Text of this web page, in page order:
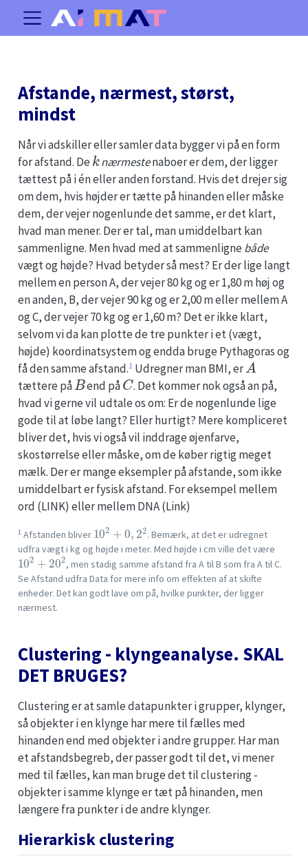
Afstande, nærmest, størst,
mindst
Når vi adskiller eller samler data bygger vi på en form
for afstand. De
k
nærmestenaboer er dem, der ligger
tættest på i én eller anden forstand. Hvis det drejer sig
om dem, hvis højder er tætte på hinanden eller måske
dem, der vejer nogenlunde det samme, er det klart,
hvad man mener. Der er tal, man umiddelbart kan
sammenligne. Men hvad med at sammenligne både
vægt og højde? Hvad betyder så mest? Er der lige langt
mellem en person A, der vejer 80 kg og er 1,80 m høj og
en anden, B, der vejer 90 kg og er 2,00 m eller mellem A
og C, der vejer 70 kg og er 1,60 m? Det er ikke klart,
selvom vi da kan plotte de tre punkter i et (vægt,
højde) koordinatsystem og endda bruge Pythagoras og
få den samme afstand.1Udregner man BMI, er
A
tættere på
B
end på
C
. Det kommer nok også an på,
hvad vi gerne vil udtale os om: Er de nogenlunde lige
gode til at løbe langt? Eller hurtigt? Mere kompliceret
bliver det, hvis vi også vil inddrage øjenfarve,
skostørrelse eller måske, om de køber rigtig meget
mælk. Der er mange eksempler på afstande, som ikke
umiddelbart er fysisk afstand. For eksempel mellem
ord (LINK) eller mellem DNA (Link)
1Afstanden bliver 102 ,2 2
. Bemærk, at det er udregnet
udfra vægt i kg og højde i meter. Med højde i cm ville det være
102+ 202 , men stadig samme afstand fra A til B som fra A til C.
Se Afstand udfra Data for mere info om effekten af at skifte
enheder. Det kan godt lave om på, hvilke punkter, der ligger
nærmest.
Clustering - klyngeanalyse. SKAL
DET BRUGES?
Clustering er at samle datapunkter i grupper, klynger,
så objekter i en klynge har mere til fælles med
hinanden end med objekter i andre grupper. Har man
et afstandsbegreb, der passer godt til det, vi mener
med til fælles, kan man bruge det til clustering -
objekter i samme klynge er tæt på hinanden, men
længere fra punkter i de andre klynger.
Hierarkisk clustering